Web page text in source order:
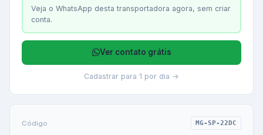
Veja o WhatsApp desta transportadora agora, sem criar
conta.
Ver contato grátis
Cadastrar para 1 por dia →
Código MG-SP-22DC